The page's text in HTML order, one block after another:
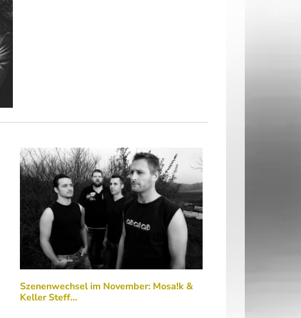
Szenenwechsel im November: Mosa!k &
Keller Steff…